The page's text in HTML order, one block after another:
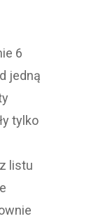
6
jedną
tylko
listu